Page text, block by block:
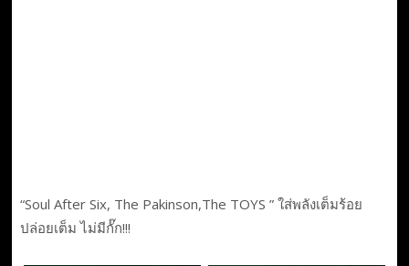
“Soul After Six, The Pakinson,The TOYS ” ใส่พลังเต็มร้อย
ปล่อยเต็ม ไม่มีกั๊ก!!!